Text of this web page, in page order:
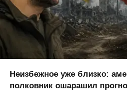
Неизбежное уже близко:
полковник ошарашил